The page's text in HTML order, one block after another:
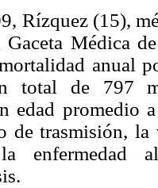
Rízquez (15),
Médica
anual
total de 797
edad promedio
de trasmisión,
enfermedad